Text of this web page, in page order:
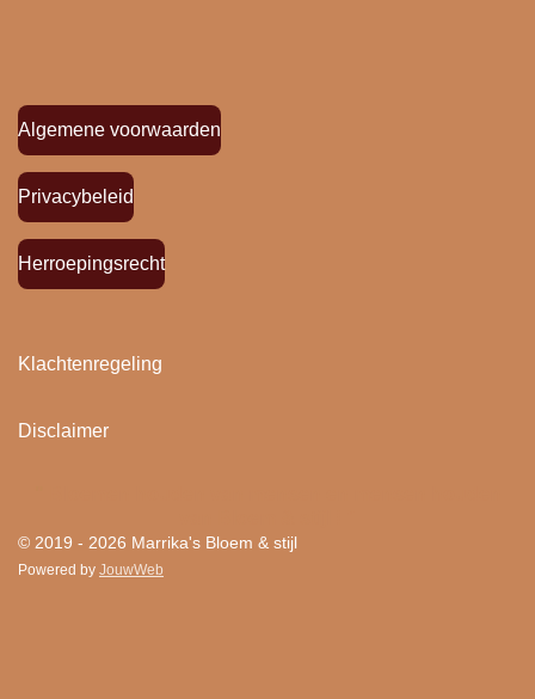
Algemene voorwaarden
Privacybeleid
Herroepingsrecht
Klachtenregeling
Disclaimer
© 2019 - 2026 Marrika's Bloem & stijl
Powered by JouwWeb